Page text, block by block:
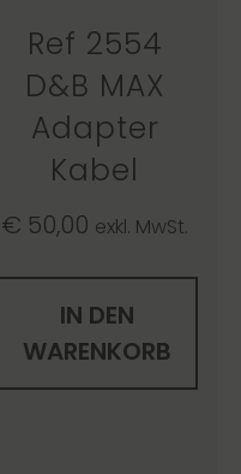
Ref 2554
D&B MAX
Adapter
Kabel
€ 50,00 exkl. MwSt.
IN DEN
WARENKORB